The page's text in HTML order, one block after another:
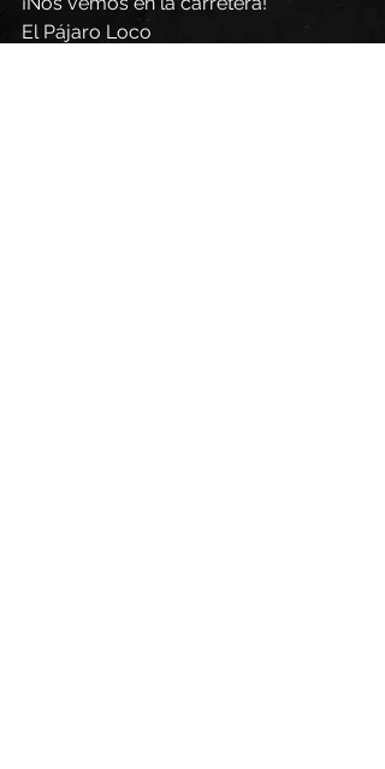
El Pájaro Loco